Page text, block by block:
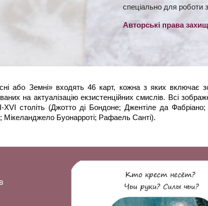
спеціально для роботи
Авторські права
або Земні» входять 46 карт, кожна з яких включає
на актуалізацію екзистенційних смислів. Всі
XVI століть (Джотто ді Бондоне; Джентіле да
Буонарроті; Рафаель Санті).